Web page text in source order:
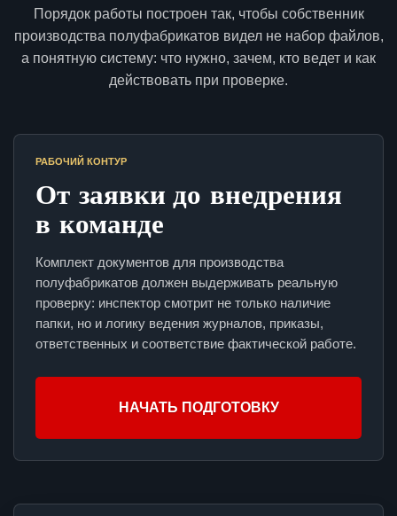
Порядок работы построен так, чтобы собственник
производства полуфабрикатов видел не набор файлов,
а понятную систему: что нужно, зачем, кто ведет и как
действовать при проверке.
РАБОЧИЙ КОНТУР
От заявки до внедрения
в команде
Комплект документов для производства
полуфабрикатов должен выдерживать реальную
проверку: инспектор смотрит не только наличие
папки, но и логику ведения журналов, приказы,
ответственных и соответствие фактической работе.
НАЧАТЬ ПОДГОТОВКУ